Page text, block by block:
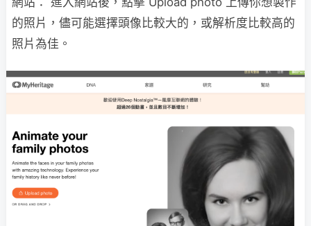
的照片，儘可能選擇頭像比較大的，或解析度比較高的
照片為佳。